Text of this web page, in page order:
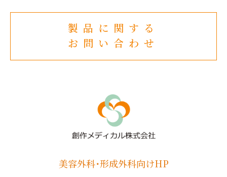
製品に関する
お問い合わせ
美容外科･形成外科向けHP